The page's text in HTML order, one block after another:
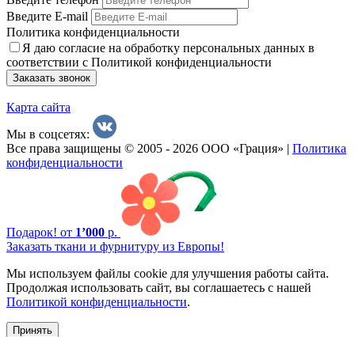
Введите E-mail
Политика конфиденциальности
Я даю согласие на обработку персональных данных в
соответствии с Политикой конфиденциальности
Заказать звонок
Карта сайта
Мы в соцсетях:
Все права защищены © 2005 - 2026 ООО «Грация» | Политика
конфиденциальности
Подарок! от 1’000 р.
Заказать ткани и фурнитуру из Европы!
Мы используем файлы cookie для улучшения работы сайта.
Продолжая использовать сайт, вы соглашаетесь с нашей
Политикой конфиденциальности.
Принять